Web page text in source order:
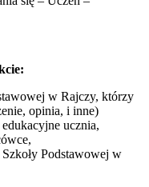
w Rajczy, którzy
opinia, i inne)
ucznia,
Podstawowej w